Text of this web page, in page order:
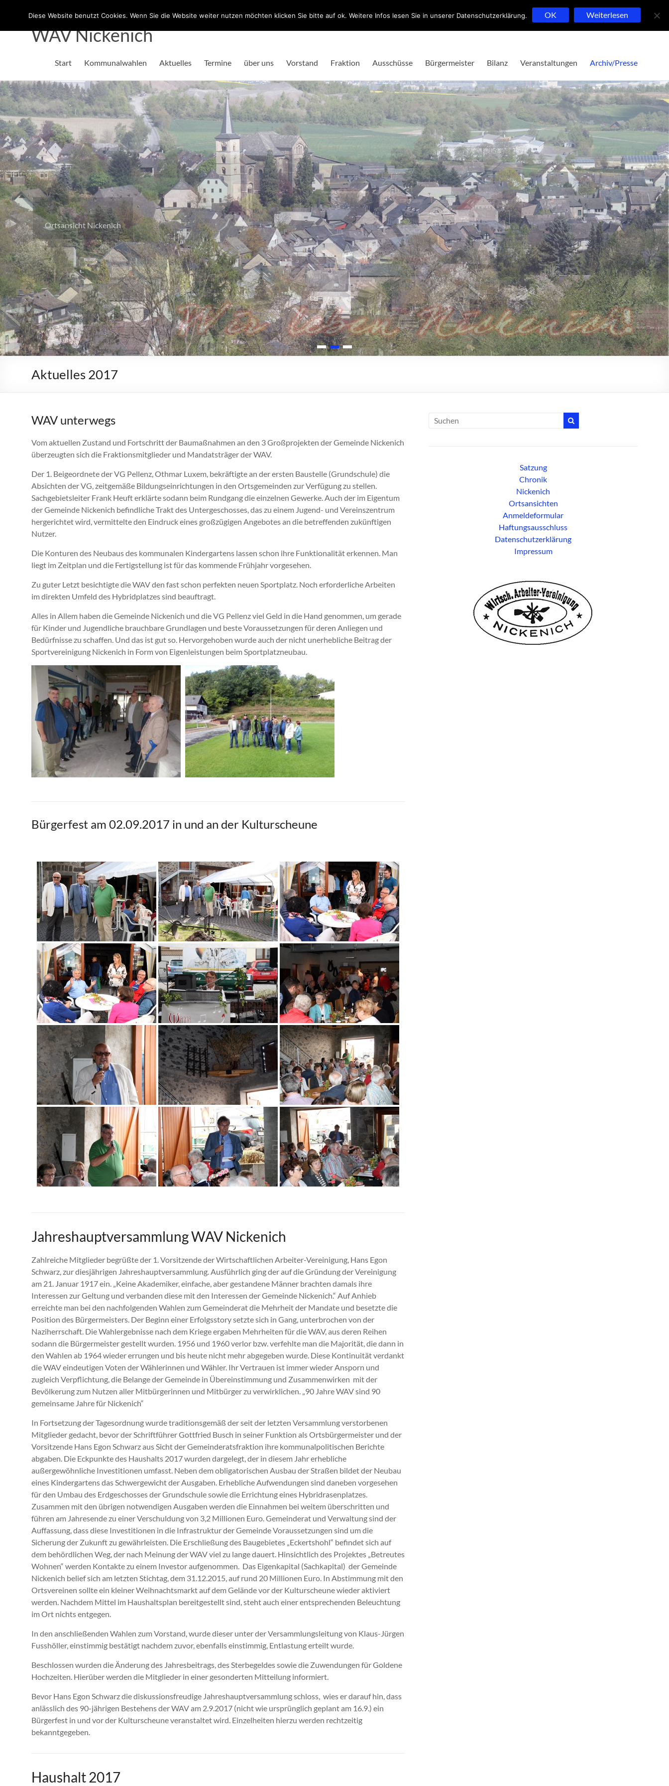
WAV Nickenich
Start Kommunalwahlen Aktuelles Termine über uns Vorstand Fraktion Ausschüsse Bürgermeister Bilanz Veranstaltungen Archiv/Presse
Ortsansicht Nickenich
Aktuelles 2017
WAV unterwegs
Vom aktuellen Zustand und Fortschritt der Baumaßnahmen an den 3 Großprojekten der Gemeinde Nickenich
überzeugten sich die Fraktionsmitglieder und Mandatsträger der WAV.
Der 1. Beigeordnete der VG Pellenz, Othmar Luxem, bekräftigte an der ersten Baustelle (Grundschule) die
Absichten der VG, zeitgemäße Bildungseinrichtungen in den Ortsgemeinden zur Verfügung zu stellen.
Sachgebietsleiter Frank Heuft erklärte sodann beim Rundgang die einzelnen Gewerke. Auch der im Eigentum
der Gemeinde Nickenich befindliche Trakt des Untergeschosses, das zu einem Jugend- und Vereinszentrum
hergerichtet wird, vermittelte den Eindruck eines großzügigen Angebotes an die betreffenden zukünftigen
Nutzer.
Die Konturen des Neubaus des kommunalen Kindergartens lassen schon ihre Funktionalität erkennen. Man
liegt im Zeitplan und die Fertigstellung ist für das kommende Frühjahr vorgesehen.
Zu guter Letzt besichtigte die WAV den fast schon perfekten neuen Sportplatz. Noch erforderliche Arbeiten
im direkten Umfeld des Hybridplatzes sind beauftragt.
Alles in Allem haben die Gemeinde Nickenich und die VG Pellenz viel Geld in die Hand genommen, um gerade
für Kinder und Jugendliche brauchbare Grundlagen und beste Voraussetzungen für deren Anliegen und
Bedürfnisse zu schaffen. Und das ist gut so. Hervorgehoben wurde auch der nicht unerhebliche Beitrag der
Sportvereinigung Nickenich in Form von Eigenleistungen beim Sportplatzneubau.
Bürgerfest am 02.09.2017 in und an der Kulturscheune
Jahreshauptversammlung WAV Nickenich
Zahlreiche Mitglieder begrüßte der 1. Vorsitzende der Wirtschaftlichen Arbeiter-Vereinigung, Hans Egon
Schwarz, zur diesjährigen Jahreshauptversammlung. Ausführlich ging der auf die Gründung der Vereinigung
am 21. Januar 1917 ein. „Keine Akademiker, einfache, aber gestandene Männer brachten damals ihre
Interessen zur Geltung und verbanden diese mit den Interessen der Gemeinde Nickenich.“ Auf Anhieb
erreichte man bei den nachfolgenden Wahlen zum Gemeinderat die Mehrheit der Mandate und besetzte die
Position des Bürgermeisters. Der Beginn einer Erfolgsstory setzte sich in Gang, unterbrochen von der
Naziherrschaft. Die Wahlergebnisse nach dem Kriege ergaben Mehrheiten für die WAV, aus deren Reihen
sodann die Bürgermeister gestellt wurden. 1956 und 1960 verlor bzw. verfehlte man die Majorität, die dann in
den Wahlen ab 1964 wieder errungen und bis heute nicht mehr abgegeben wurde. Diese Kontinuität verdankt
die WAV eindeutigen Voten der Wählerinnen und Wähler. Ihr Vertrauen ist immer wieder Ansporn und
zugleich Verpflichtung, die Belange der Gemeinde in Übereinstimmung und Zusammenwirken mit der
Bevölkerung zum Nutzen aller Mitbürgerinnen und Mitbürger zu verwirklichen. „90 Jahre WAV sind 90
gemeinsame Jahre für Nickenich“
In Fortsetzung der Tagesordnung wurde traditionsgemäß der seit der letzten Versammlung verstorbenen
Mitglieder gedacht, bevor der Schriftführer Gottfried Busch in seiner Funktion als Ortsbürgermeister und der
Vorsitzende Hans Egon Schwarz aus Sicht der Gemeinderatsfraktion ihre kommunalpolitischen Berichte
abgaben. Die Eckpunkte des Haushalts 2017 wurden dargelegt, der in diesem Jahr erhebliche
außergewöhnliche Investitionen umfasst. Neben dem obligatorischen Ausbau der Straßen bildet der Neubau
eines Kindergartens das Schwergewicht der Ausgaben. Erhebliche Aufwendungen sind daneben vorgesehen
für den Umbau des Erdgeschosses der Grundschule sowie die Errichtung eines Hybridrasenplatzes.
Zusammen mit den übrigen notwendigen Ausgaben werden die Einnahmen bei weitem überschritten und
führen am Jahresende zu einer Verschuldung von 3,2 Millionen Euro. Gemeinderat und Verwaltung sind der
Auffassung, dass diese Investitionen in die Infrastruktur der Gemeinde Voraussetzungen sind um die
Sicherung der Zukunft zu gewährleisten. Die Erschließung des Baugebietes „Eckertshohl“ befindet sich auf
dem behördlichen Weg, der nach Meinung der WAV viel zu lange dauert. Hinsichtlich des Projektes „Betreutes
Wohnen“ werden Kontakte zu einem Investor aufgenommen. Das Eigenkapital (Sachkapital) der Gemeinde
Nickenich belief sich am letzten Stichtag, dem 31.12.2015, auf rund 20 Millionen Euro. In Abstimmung mit den
Ortsvereinen sollte ein kleiner Weihnachtsmarkt auf dem Gelände vor der Kulturscheune wieder aktiviert
werden. Nachdem Mittel im Haushaltsplan bereitgestellt sind, steht auch einer entsprechenden Beleuchtung
im Ort nichts entgegen.
In den anschließenden Wahlen zum Vorstand, wurde dieser unter der Versammlungsleitung von Klaus-Jürgen
Fusshöller, einstimmig bestätigt nachdem zuvor, ebenfalls einstimmig, Entlastung erteilt wurde.
Beschlossen wurden die Änderung des Jahresbeitrags, des Sterbegeldes sowie die Zuwendungen für Goldene
Hochzeiten. Hierüber werden die Mitglieder in einer gesonderten Mitteilung informiert.
Bevor Hans Egon Schwarz die diskussionsfreudige Jahreshauptversammlung schloss, wies er darauf hin, dass
anlässlich des 90-jährigen Bestehens der WAV am 2.9.2017 (nicht wie ursprünglich geplant am 16.9.) ein
Bürgerfest in und vor der Kulturscheune veranstaltet wird. Einzelheiten hierzu werden rechtzeitig
bekanntgegeben.
Haushalt 2017
Satzung
Chronik
Nickenich
Ortsansichten
Anmeldeformular
Haftungsausschluss
Datenschutzerklärung
Impressum
Diese Website benutzt Cookies. Wenn Sie die Website weiter nutzen möchten klicken Sie bitte auf ok. Weitere Infos lesen Sie in unserer Datenschutzerklärung. OK Weiterlesen